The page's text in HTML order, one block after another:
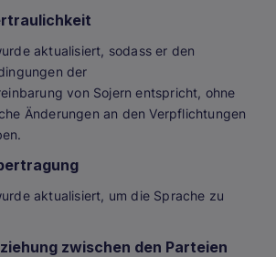
aktualisiert, sodass er den
der
von Sojern entspricht, ohne
Änderungen an den Verpflichtungen
aktualisiert, um die Sprache zu
zwischen den Parteien